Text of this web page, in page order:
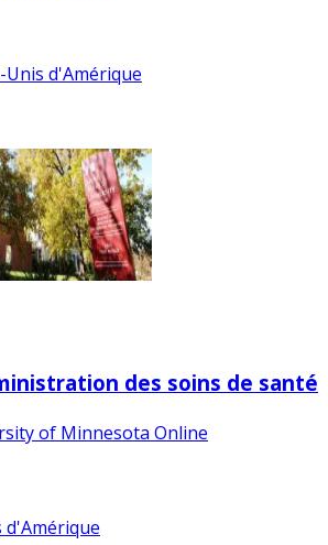
Unis d'Amérique
des soins de santé
of Minnesota Online
d'Amérique